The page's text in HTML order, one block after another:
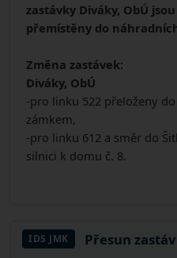
zastávky Diváky, ObÚ
přemístěny do
Změna zastávek:
Diváky, ObÚ
-pro linku 522 přeloženy
zámkem,
-pro linku 612 a směr do
silnici k domu č. 8.
IDS JMK Přesun